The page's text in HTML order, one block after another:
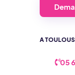
A
05